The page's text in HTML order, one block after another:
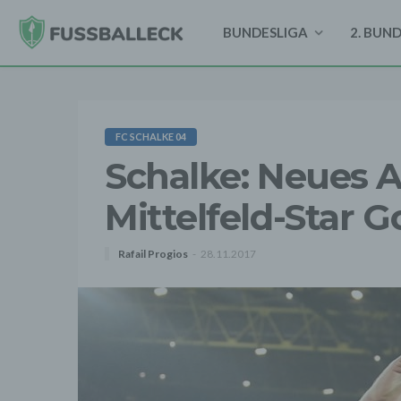
BUNDESLIGA 2.
FC SCHALKE 04
Schalke: Neues
Mittelfeld-Star
Rafail Progios 28.11.2017